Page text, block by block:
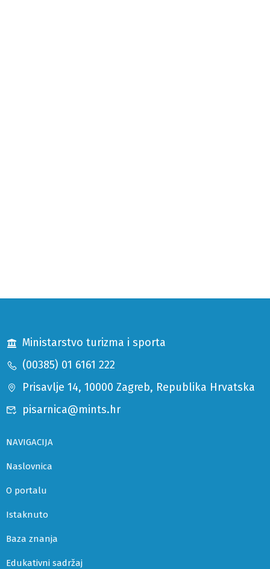
Ministarstvo turizma i sporta
(00385) 01 6161 222
Prisavlje 14, 10000 Zagreb, Republika Hrvatska
pisarnica@mints.hr
NAVIGACIJA
Naslovnica
O portalu
Istaknuto
Baza znanja
Edukativni sadržaj